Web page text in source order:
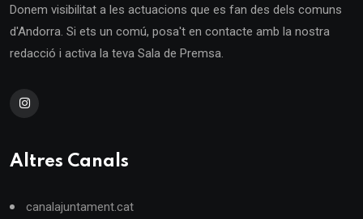
Donem visibilitat a les actuacions que es fan des dels comuns
d'Andorra. Si ets un comú, posa't en contacte amb la nostra
redacció i activa la teva Sala de Premsa.
Altres Canals
canalajuntament.cat